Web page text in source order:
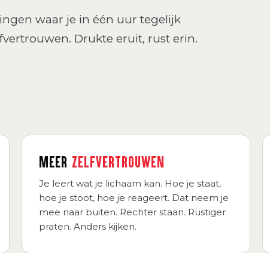
waar je in één uur tegelijk
Drukte eruit, rust erin.
MEER ZELFVERTROUWEN
Je leert wat je lichaam kan. Hoe je staat,
hoe je stoot, hoe je reageert. Dat neem je
mee naar buiten. Rechter staan. Rustiger
praten. Anders kijken.